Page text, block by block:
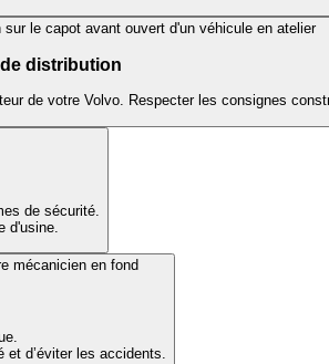
distribution
de votre Volvo. Respecter les consignes
de sécurité.
d'usine.
et d’éviter les accidents.